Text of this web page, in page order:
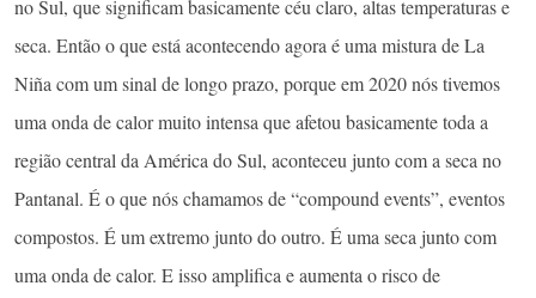
no Sul, que significam basicamente céu claro, altas temperaturas e
seca. Então o que está acontecendo agora é uma mistura de La
Niña com um sinal de longo prazo, porque em 2020 nós tivemos
uma onda de calor muito intensa que afetou basicamente toda a
região central da América do Sul, aconteceu junto com a seca no
Pantanal. É o que nós chamamos de “compound events”, eventos
compostos. É um extremo junto do outro. É uma seca junto com
uma onda de calor. E isso amplifica e aumenta o risco de